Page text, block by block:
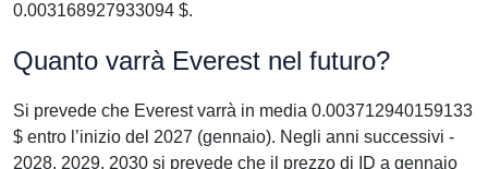
0.003168927933094 $.
Quanto varrà Everest nel futuro?
Si prevede che Everest varrà in media 0.003712940159133
$ entro l’inizio del 2027 (gennaio). Negli anni successivi -
2028, 2029, 2030 si prevede che il prezzo di ID a gennaio